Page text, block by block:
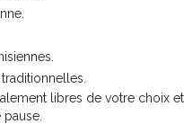
libres de votre choix